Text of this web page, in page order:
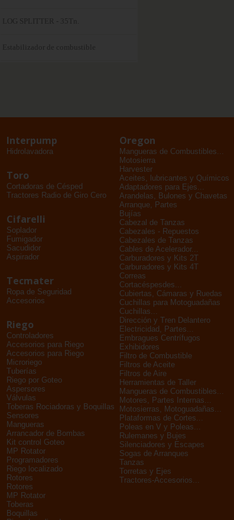
LOG SPLITTER - 35Tn.
Estabilizador de combustible
Interpump
Hidrolavadora
Toro
Cortadoras de Césped
Tractores Radio de Giro Cero
Cifarelli
Soplador
Fumigador
Sacudidor
Aspirador
Tecmater
Ropa de Seguridad
Accesorios
Riego
Controladores
Accesorios para Riego
Accesorios para Riego
Microriego
Tuberías
Riego por Goteo
Aspersores
Válvulas
Toberas Rociadoras y Boquillas
Sensores
Mangueras
Arrancador de Bombas
Kit control Goteo
MP Rotator
Programadores
Riego localizado
Rotores
Rotores
MP Rotator
Toberas
Boquillas
Oregon
Mangueras de Combustibles...
Motosierra
Harvester
Aceites, lubricantes y Químicos
Adaptadores para Ejes...
Arandelas, Bulones y Chavetas
Arranque, Partes
Bujías
Cabezal de Tanzas
Cabezales - Repuestos
Cabezales de Tanzas
Cables de Acelerador...
Carburadores y Kits 2T
Carburadores y Kits 4T
Correas
Cortacéspesdes...
Cubiertas, Cámaras y Ruedas
Cuchillas para Motoguadañas
Cuchillas...
Dirección y Tren Delantero
Electricidad, Partes...
Embragues Centrífugos
Exhibidores
Filtro de Combustible
Filtros de Aceite
Filtros de Aire
Herramientas de Taller
Mangueras de Combustibles...
Motores, Partes Internas...
Motosierras, Motoguadañas...
Plataformas de Cortes...
Poleas en V y Poleas...
Rulemanes y Bujes
Silenciadores y Escapes
Sogas de Arranques
Tanzas
Torretas y Ejes
Tractores-Accesorios...